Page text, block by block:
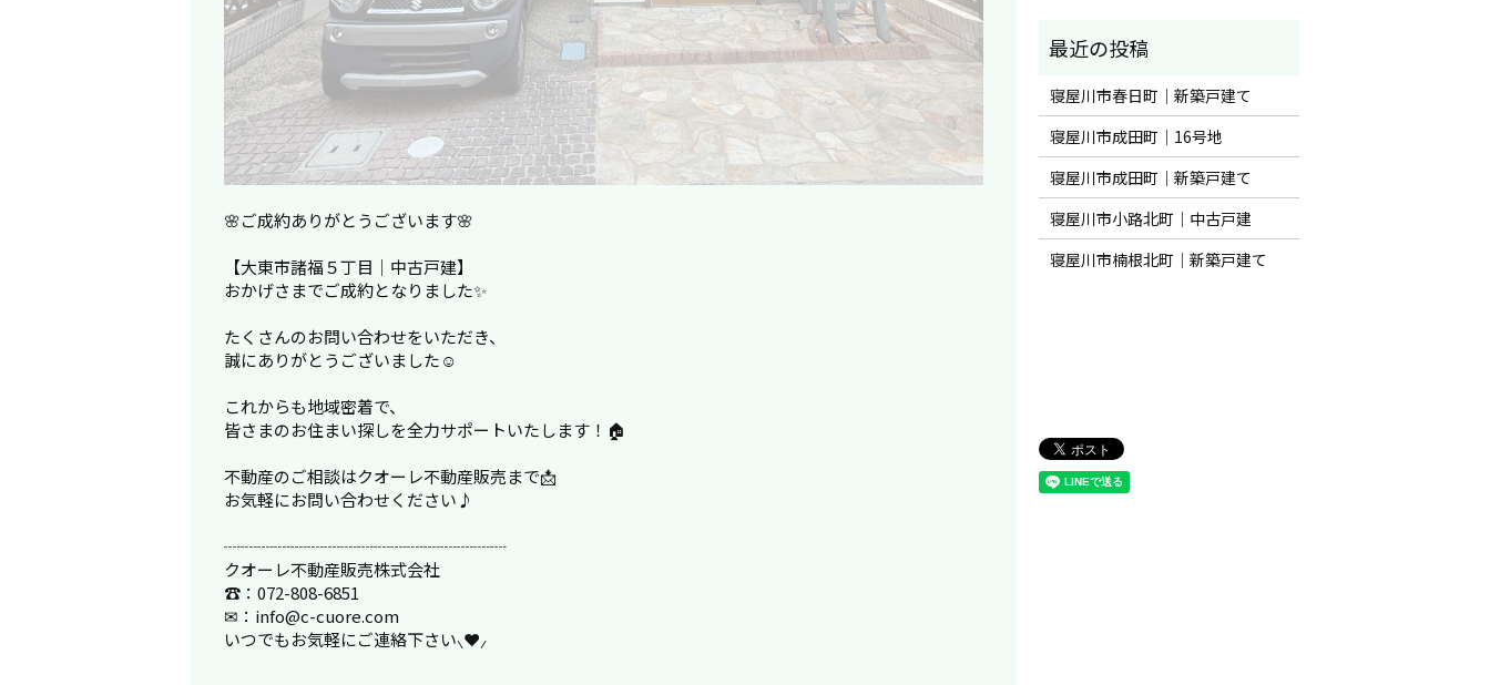
🌸ご成約ありがとうございます🌸
【大東市諸福５丁目｜中古戸建】
おかげさまでご成約となりました✨
たくさんのお問い合わせをいただき、
誠にありがとうございました☺️
これからも地域密着で、
皆さまのお住まい探しを全力サポートいたします！🏠
不動産のご相談はクオーレ不動産販売まで📩
お気軽にお問い合わせください♪
┈┈┈┈┈┈┈┈┈┈┈┈┈┈┈┈┈
クオーレ不動産販売株式会社
☎：072-808-6851
✉：info@c-cuore.com
いつでもお気軽にご連絡下さい⸜❤⸝
寝屋川市春日町｜新築戸建て
寝屋川市成田町｜16号地
寝屋川市成田町｜新築戸建て
寝屋川市小路北町｜中古戸建
寝屋川市楠根北町｜新築戸建て